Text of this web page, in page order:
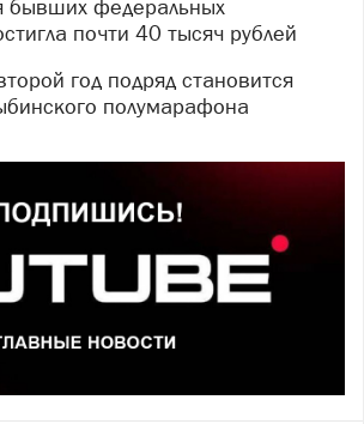
почти 40 тысяч рублей
полумарафона